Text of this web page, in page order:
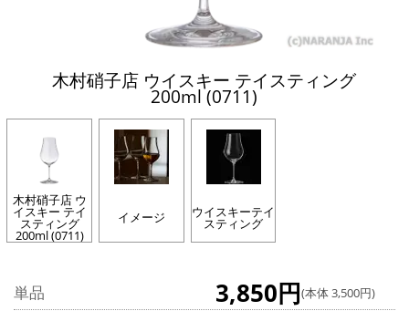
木村硝子店 ウイスキー テイスティング
200ml (0711)
木村硝子店 ウ
イスキー テイ
スティング
200ml (0711)
イメージ ウイスキーテイ
スティング
単品 3,850円(本体 3,500円)